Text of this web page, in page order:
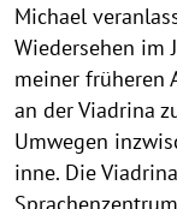
Michael
Wiedersehen im
meiner früheren
an der Viadrina
Umwegen
inne. Die